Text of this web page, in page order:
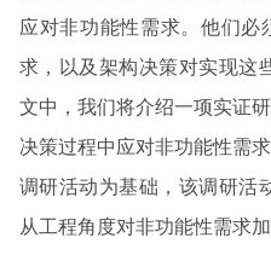
应对非功能性需求。他们必
求，以及架构决策对实现这
文中，我们将介绍一项实证
决策过程中应对非功能性需
调研活动为基础，该调研活
从工程角度对非功能性需求